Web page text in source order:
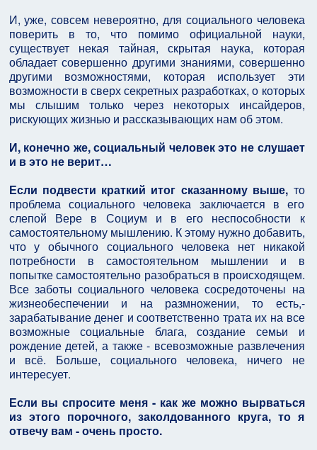
И, уже, совсем невероятно, для социального человека
поверить в то, что помимо официальной науки,
существует некая тайная, скрытая наука, которая
обладает совершенно другими знаниями, совершенно
другими возможностями, которая использует эти
возможности в сверх секретных разработках, о которых
мы слышим только через некоторых инсайдеров,
рискующих жизнью и рассказывающих нам об этом.
И, конечно же, социальный человек это не слушает
и в это не верит…
Если подвести краткий итог сказанному выше, то
проблема социального человека заключается в его
слепой Вере в Социум и в его неспособности к
самостоятельному мышлению. К этому нужно добавить,
что у обычного социального человека нет никакой
потребности в самостоятельном мышлении и в
попытке самостоятельно разобраться в происходящем.
Все заботы социального человека сосредоточены на
жизнеобеспечении и на размножении, то есть,-
зарабатывание денег и соответственно трата их на все
возможные социальные блага, создание семьи и
рождение детей, а также - всевозможные развлечения
и всё. Больше, социального человека, ничего не
интересует.
Если вы спросите меня - как же можно вырваться
из этого порочного, заколдованного круга, то я
отвечу вам - очень просто.